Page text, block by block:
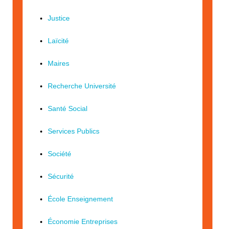
Justice
Laïcité
Maires
Recherche Université
Santé Social
Services Publics
Société
Sécurité
École Enseignement
Économie Entreprises